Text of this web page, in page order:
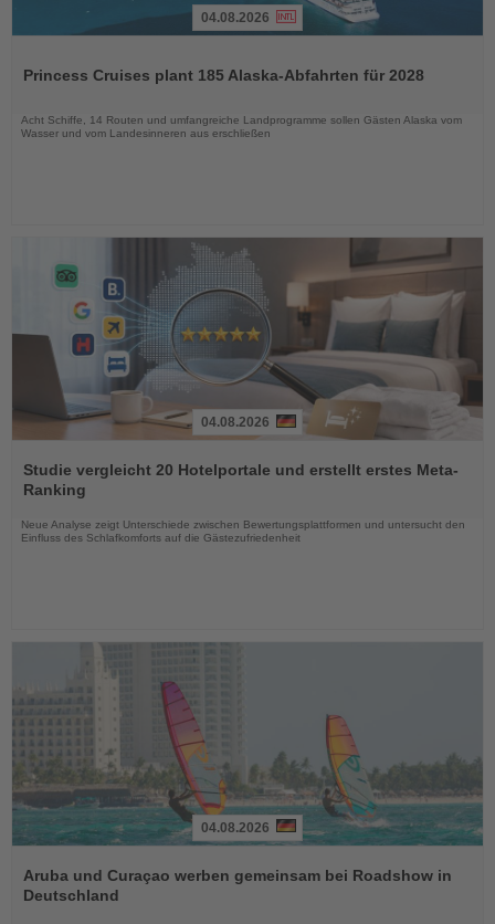
die
04.08.2026
Princess Cruises plant 185 Alaska-Abfahrten für 2028
Acht Schiffe, 14 Routen und umfangreiche Landprogramme sollen Gästen Alaska vom
Wasser und vom Landesinneren aus erschließen
Sie
die
Nachrichten
04.08.2026
Studie vergleicht 20 Hotelportale und erstellt erstes Meta-
Ranking
Neue Analyse zeigt Unterschiede zwischen Bewertungsplattformen und untersucht den
Einfluss des Schlafkomforts auf die Gästezufriedenheit
Sie
die
04.08.2026
Aruba und Curaçao werben gemeinsam bei Roadshow in
Deutschland